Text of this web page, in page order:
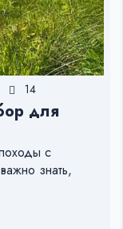
14
для
с
знать,